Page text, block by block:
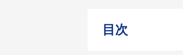
目次